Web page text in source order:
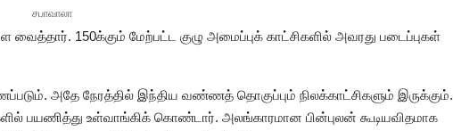
சபாவாலா
வைத்தார். 150க்கும் மேற்பட்ட குழு அமைப்புக் காட்சிகளில் அவரது படைப்புகள்
அதே நேரத்தில் இந்திய வண்ணத் தொகுப்பும் நிலக்காட்சிகளும் இருக்கும்.
பயணித்து உள்வாங்கிக் கொண்டார். அலங்காரமான பின்புலன் கூடியவிதமாக